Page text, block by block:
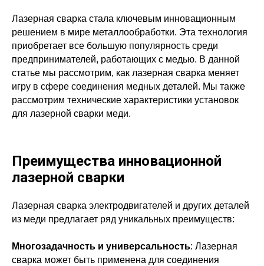
Лазерная сварка стала ключевым инновационным
решением в мире металлообработки. Эта технология
приобретает все большую популярность среди
предпринимателей, работающих с медью. В данной
статье мы рассмотрим, как лазерная сварка меняет
игру в сфере соединения медных деталей. Мы также
рассмотрим технические характеристики установок
для лазерной сварки меди.
Преимущества инновационной
лазерной сварки
Лазерная сварка электродвигателей и других деталей
из меди предлагает ряд уникальных преимуществ:
Многозадачность и универсальность: Лазерная
сварка может быть применена для соединения